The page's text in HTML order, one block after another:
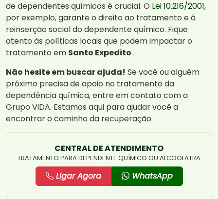
de dependentes químicos é crucial. O Lei 10.216/2001,
por exemplo, garante o direito ao tratamento e à
reinserção social do dependente químico. Fique
atento às políticas locais que podem impactar o
tratamento em Santo Expedito.
Não hesite em buscar ajuda! Se você ou alguém
próximo precisa de apoio no tratamento da
dependência química, entre em contato com a
Grupo ViDA. Estamos aqui para ajudar você a
encontrar o caminho da recuperação.
CENTRAL DE ATENDIMENTO
TRATAMENTO PARA DEPENDENTE QUÍMICO OU ALCOÓLATRA
Ligar Agora WhatsApp